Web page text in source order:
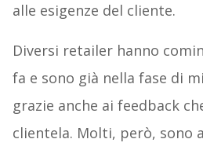
alle esigenze del cliente.
Diversi retailer hanno
fa e sono già nella fase di
grazie anche ai feedback
clientela. Molti, però, sono